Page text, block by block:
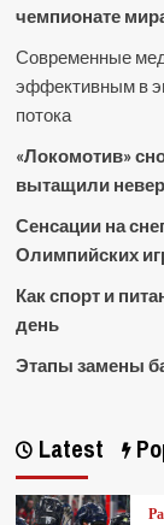
чемпионате
Современные
эффективным в
потока
«Локомотив»
вытащили
Сенсации на
Олимпийских
Как спорт и
день
Этапы замены
Latest